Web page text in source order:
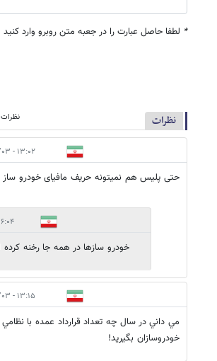
* لطفا حاصل عبارت را در جعبه متن روبرو وارد کنید
نظرات
۱۳:۰۲ - ۱۴۰۰/۱۱/۰۳
حتی پلیس هم نمیتونه حریف مافیای خودرو
۱۶:۰۴ - ۱۴۰۰/
خودرو سازها در همه جا رخنه
۱۳:۱۵ - ۱۴۰۰/۱۱/۰۳
مي داني در سال چه تعداد قرارداد عمده با
خودروسازان بگيريد!